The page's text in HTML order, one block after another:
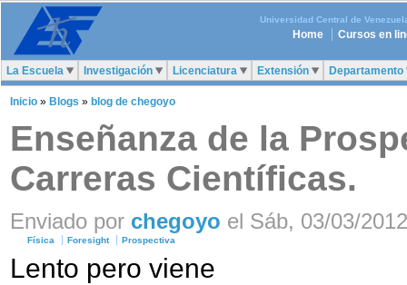
Universidad Central de
Home Cursos en
La Escuela Investigación Licenciatura Extensión Departamento
Inicio » Blogs » blog de chegoyo
Enseñanza de la
Carreras Científicas.
Enviado por chegoyo el Sáb, 03/03/
Física Foresight Prospectiva
Lento pero viene